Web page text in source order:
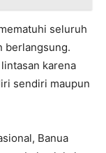
seluruh
berlangsung.
karena
sendiri maupun
Banua